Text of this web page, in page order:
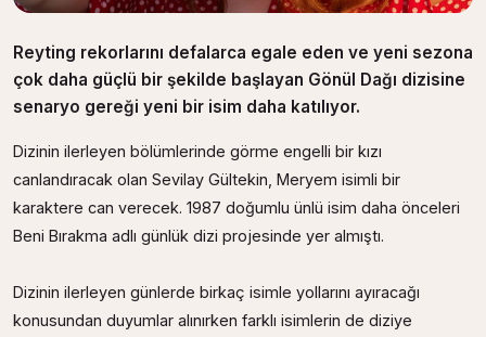
Reyting rekorlarını defalarca egale eden ve yeni sezona
çok daha güçlü bir şekilde başlayan Gönül Dağı dizisine
senaryo gereği yeni bir isim daha katılıyor.
Dizinin ilerleyen bölümlerinde görme engelli bir kızı
canlandıracak olan Sevilay Gültekin, Meryem isimli bir
karaktere can verecek. 1987 doğumlu ünlü isim daha önceleri
Beni Bırakma adlı günlük dizi projesinde yer almıştı.
Dizinin ilerleyen günlerde birkaç isimle yollarını ayıracağı
konusundan duyumlar alınırken farklı isimlerin de diziye